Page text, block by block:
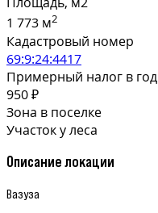
1 773 м2
Кадастровый номер
69:9:24:4417
Примерный налог в год
950 ₽
Зона в поселке
Участок у леса
Описание локации
Вазуза